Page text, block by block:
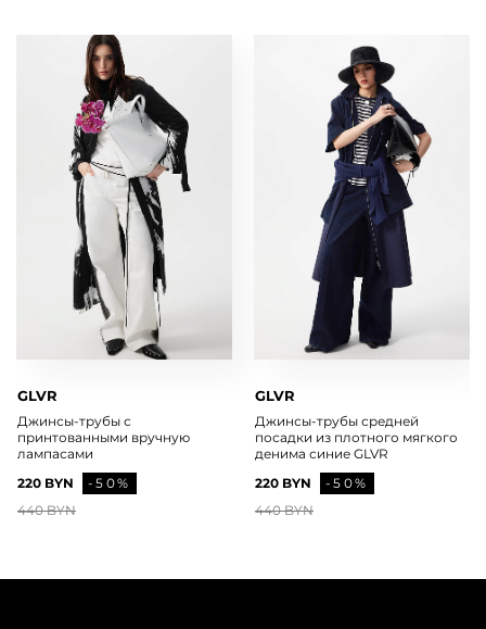
GLVR
Джинсы-трубы с
принтованными вручную
лампасами
220 BYN
-50%
440 BYN
GLVR
Джинсы-трубы средней
посадки из плотного мягкого
денима синие GLVR
220 BYN
-50%
440 BYN